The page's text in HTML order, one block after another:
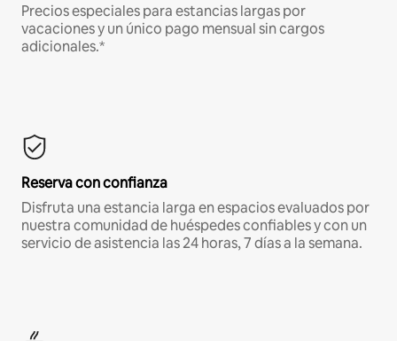
Precios especiales para estancias largas por
vacaciones y un único pago mensual sin cargos
adicionales.*
Reserva con confianza
Disfruta una estancia larga en espacios evaluados por
nuestra comunidad de huéspedes confiables y con un
servicio de asistencia las 24 horas, 7 días a la semana.